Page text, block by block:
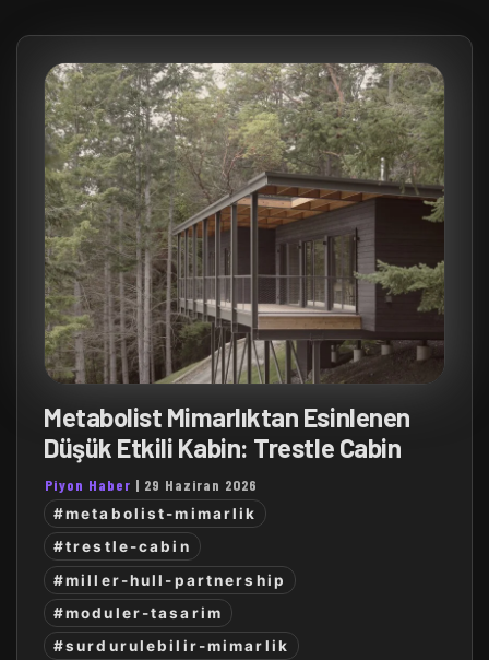
Metabolist Mimarlıktan Esinlenen
Düşük Etkili Kabin: Trestle Cabin
Piyon Haber | 29 Haziran 2026
#metabolist-mimarlik
#trestle-cabin
#miller-hull-partnership
#moduler-tasarim
#surdurulebilir-mimarlik